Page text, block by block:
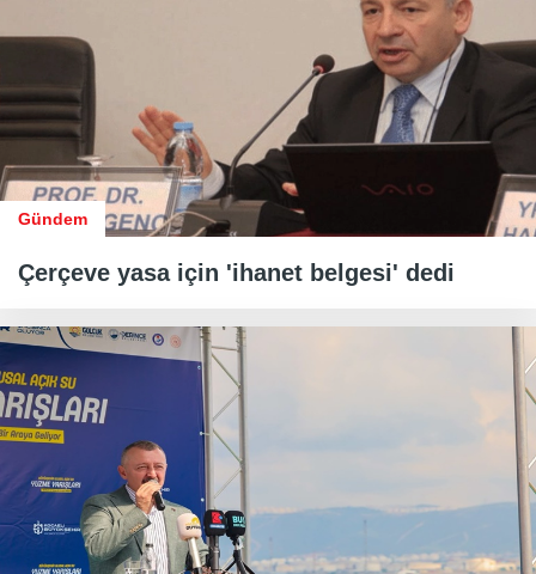
Gündem
Çerçeve yasa için 'ihanet belgesi' dedi